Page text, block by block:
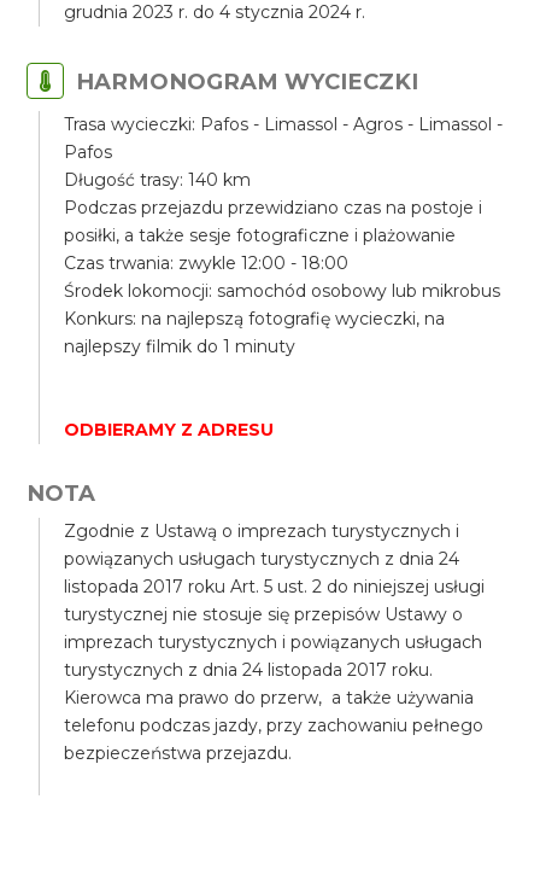
grudnia 2023 r. do 4 stycznia 2024 r.
HARMONOGRAM WYCIECZKI
Trasa wycieczki: Pafos - Limassol - Agros - Limassol -
Pafos
Długość trasy: 140 km
Podczas przejazdu przewidziano czas na postoje i
posiłki, a także sesje fotograficzne i plażowanie
Czas trwania: zwykle 12:00 - 18:00
Środek lokomocji: samochód osobowy lub mikrobus
Konkurs: na najlepszą fotografię wycieczki, na
najlepszy filmik do 1 minuty
ODBIERAMY Z ADRESU
NOTA
Zgodnie z Ustawą o imprezach turystycznych i
powiązanych usługach turystycznych z dnia 24
listopada 2017 roku Art. 5 ust. 2 do niniejszej usługi
turystycznej nie stosuje się przepisów Ustawy o
imprezach turystycznych i powiązanych usługach
turystycznych z dnia 24 listopada 2017 roku.
Kierowca ma prawo do przerw, a także używania
telefonu podczas jazdy, przy zachowaniu pełnego
bezpieczeństwa przejazdu.